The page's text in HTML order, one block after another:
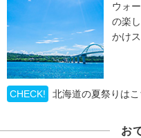
ウォ
の楽
かけ
CHECK! 北海道の夏祭りはこ
お